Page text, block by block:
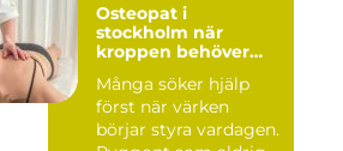
Osteopat i
stockholm när
kroppen behöver
Många söker hjälp
först när värken
börjar styra vardagen.